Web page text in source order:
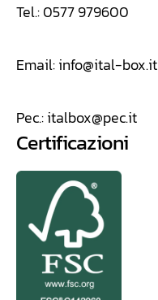
Tel.: 0577 979600
Email:info@ital-box.it
Pec.:italbox@pec.it
Certificazioni